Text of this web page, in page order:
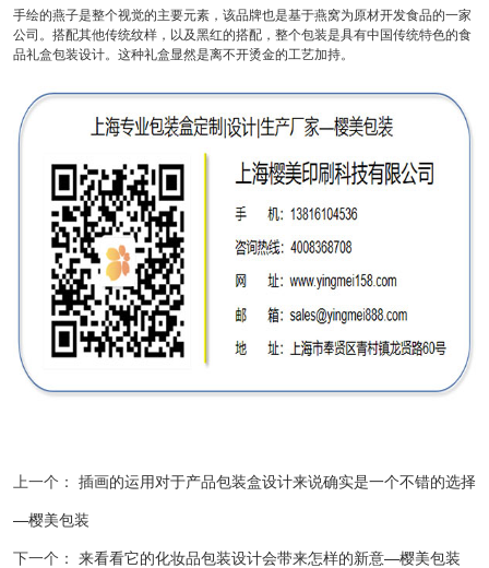
手绘的燕子是整个视觉的主要元素，该品牌也是基于燕窝为原材开发食品的一家
公司。搭配其他传统纹样，以及黑红的搭配，整个包装是具有中国传统特色的食
品礼盒包装设计。这种礼盒显然是离不开烫金的工艺加持。
上一个： 插画的运用对于产品包装盒设计​来说确实是一个不错的选择
—樱美包装
下一个： 来看看它的化妆品包装设计会带来怎样的新意—樱美包装